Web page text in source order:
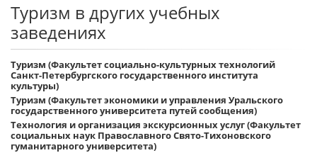
Туризм в других учебных
заведениях
Туризм (Факультет социально-культурных технологий
Санкт-Петербургского государственного института
культуры)
Туризм (Факультет экономики и управления Уральского
государственного университета путей сообщения)
Технология и организация экскурсионных услуг (Факультет
социальных наук Православного Свято-Тихоновского
гуманитарного университета)